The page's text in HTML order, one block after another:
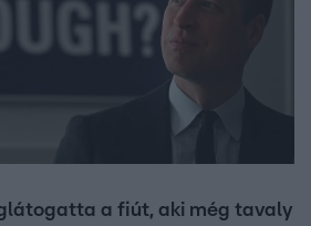
a fiút, aki még tavaly